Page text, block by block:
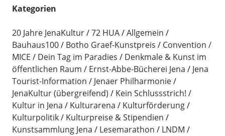
Kategorien
20 Jahre JenaKultur 72 HUA
Allgemein
Bauhaus100
Botho Graef-Kunstpreis
Convention /
MICE
Dein Tag im Paradies
Denkmale & Kunst im
öffentlichen Raum
Ernst-Abbe-Bücherei Jena
Jena
Tourist-Information
Jenaer Philharmonie
JenaKultur (übergreifend)
Kein Schlussstrich!
Kultur in Jena
Kulturarena
Kulturförderung
Kulturpolitik
Kulturpreise & Stipendien
Kunstsammlung Jena
Lesemarathon
LNDM